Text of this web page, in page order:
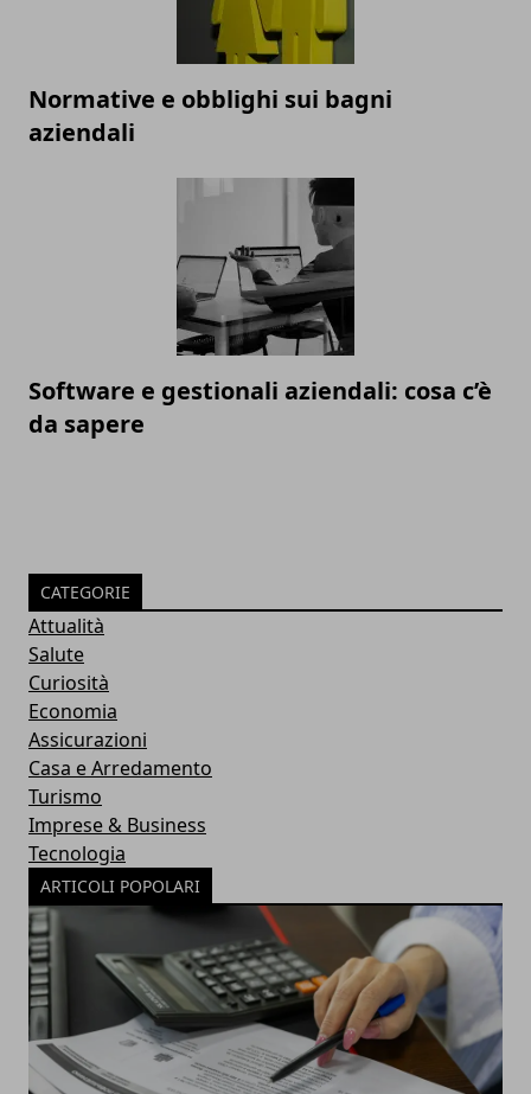
Normative e obblighi sui bagni
aziendali
Software e gestionali aziendali: cosa c’è
da sapere
CATEGORIE
Attualità
Salute
Curiosità
Economia
Assicurazioni
Casa e Arredamento
Turismo
Imprese & Business
Tecnologia
ARTICOLI POPOLARI